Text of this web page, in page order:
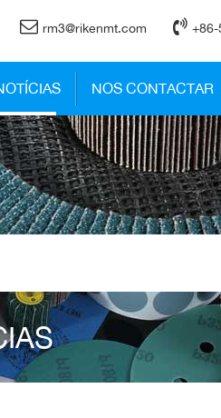
rm3@rikenmt.com
NOS CONTACTAR